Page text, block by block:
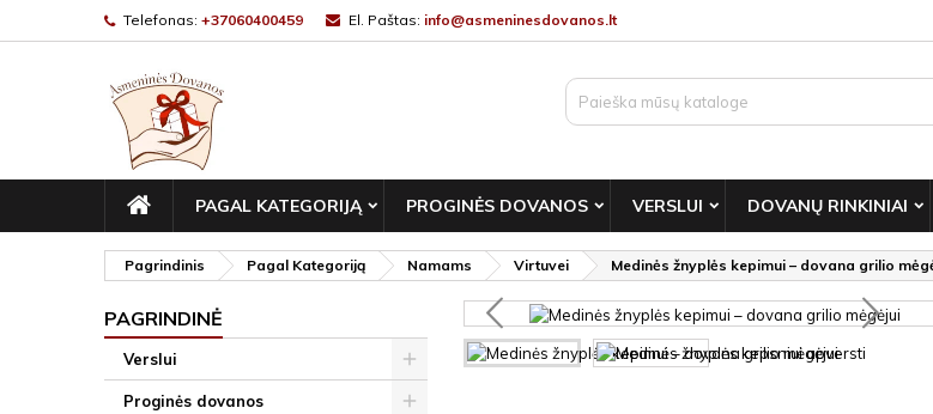
Telefonas: +37060400459 El. Paštas: info@asmeninesdovanos.lt
PAGRINDINIS
PAGAL KATEGORIJĄ PROGINĖS DOVANOS VERSLUI DOVANŲ RINKINIAI
Pagrindinis Pagal Kategoriją Namams Virtuvei Medinės žnyplės kepimui – dovana grilio
PAGRINDINĖ
Verslui
Proginės dovanos